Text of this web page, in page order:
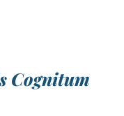
Cognitum